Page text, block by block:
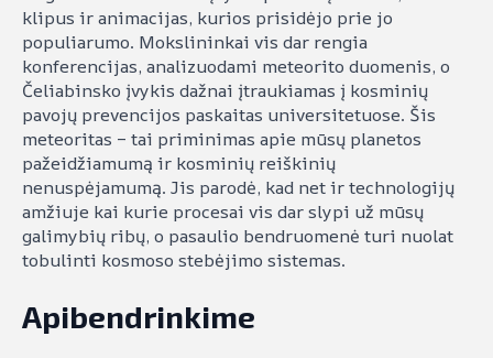
klipus ir animacijas, kurios prisidėjo prie jo
populiarumo. Mokslininkai vis dar rengia
konferencijas, analizuodami meteorito duomenis, o
Čeliabinsko įvykis dažnai įtraukiamas į kosminių
pavojų prevencijos paskaitas universitetuose. Šis
meteoritas – tai priminimas apie mūsų planetos
pažeidžiamumą ir kosminių reiškinių
nenuspėjamumą. Jis parodė, kad net ir technologijų
amžiuje kai kurie procesai vis dar slypi už mūsų
galimybių ribų, o pasaulio bendruomenė turi nuolat
tobulinti kosmoso stebėjimo sistemas.
Apibendrinkime